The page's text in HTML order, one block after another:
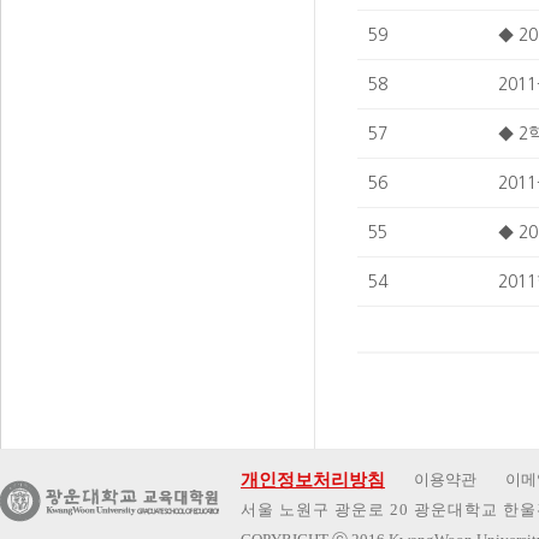
59 ◆
58
57 ◆ 2
56
55 ◆
54 2011
개인정보처리방침 이용약관
이
서울 노원구 광운로 20 광운대학교 한